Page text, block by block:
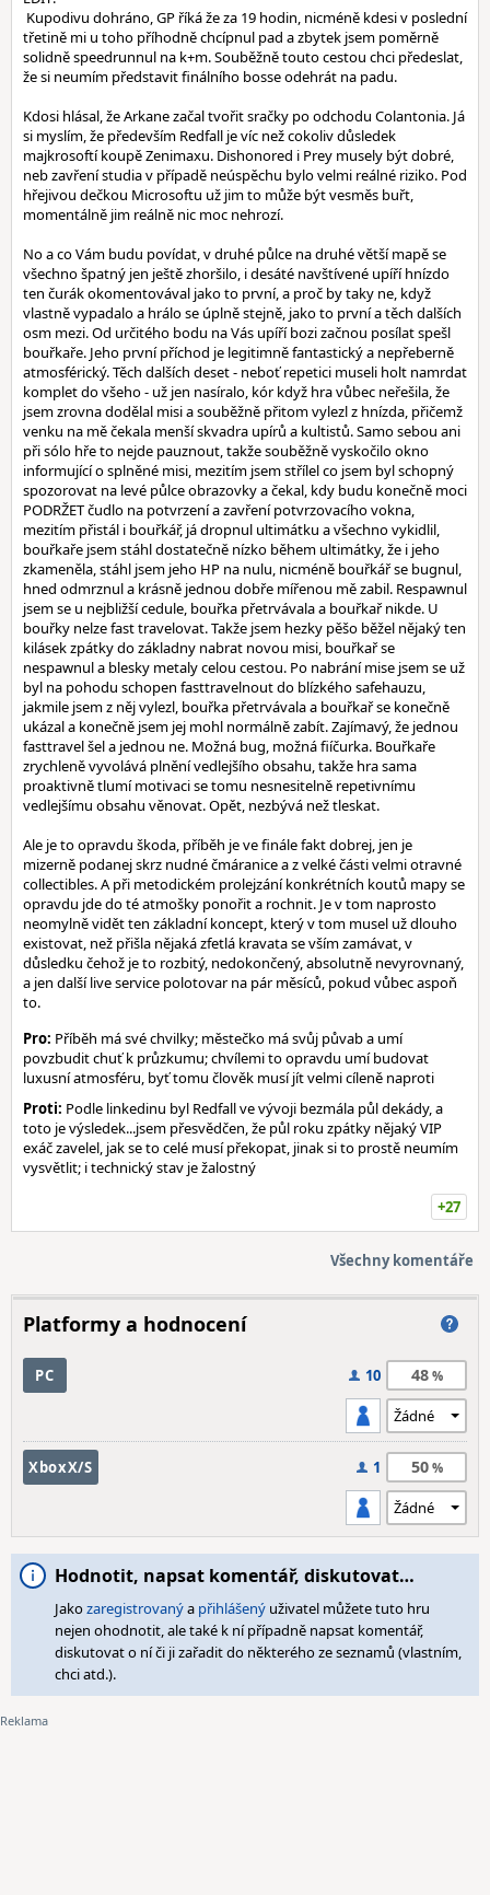
Kupodivu dohráno, GP říká že za 19 hodin, nicméně kdesi v poslední
třetině mi u toho příhodně chcípnul pad a zbytek jsem poměrně
solidně speedrunnul na k+m. Souběžně touto cestou chci předeslat,
že si neumím představit finálního bosse odehrát na padu.
Kdosi hlásal, že Arkane začal tvořit sračky po odchodu Colantonia. Já
si myslím, že především Redfall je víc než cokoliv důsledek
majkrosoftí koupě Zenimaxu. Dishonored i Prey musely být dobré,
neb zavření studia v případě neúspěchu bylo velmi reálné riziko. Pod
hřejivou dečkou Microsoftu už jim to může být vesměs buřt,
momentálně jim reálně nic moc nehrozí.
No a co Vám budu povídat, v druhé půlce na druhé větší mapě se
všechno špatný jen ještě zhoršilo, i desáté navštívené upíří hnízdo
ten čurák okomentovával jako to první, a proč by taky ne, když
vlastně vypadalo a hrálo se úplně stejně, jako to první a těch dalších
osm mezi. Od určitého bodu na Vás upíří bozi začnou posílat spešl
bouřkaře. Jeho první příchod je legitimně fantastický a nepřeberně
atmosférický. Těch dalších deset - neboť repetici museli holt namrdat
komplet do všeho - už jen nasíralo, kór když hra vůbec neřešila, že
jsem zrovna dodělal misi a souběžně přitom vylezl z hnízda, přičemž
venku na mě čekala menší skvadra upírů a kultistů. Samo sebou ani
při sólo hře to nejde pauznout, takže souběžně vyskočilo okno
informující o splněné misi, mezitím jsem střílel co jsem byl schopný
spozorovat na levé půlce obrazovky a čekal, kdy budu konečně moci
PODRŽET čudlo na potvrzení a zavření potvrzovacího vokna,
mezitím přistál i bouřkář, já dropnul ultimátku a všechno vykidlil,
bouřkaře jsem stáhl dostatečně nízko během ultimátky, že i jeho
zkameněla, stáhl jsem jeho HP na nulu, nicméně bouřkář se bugnul,
hned odmrznul a krásně jednou dobře mířenou mě zabil. Respawnul
jsem se u nejbližší cedule, bouřka přetrvávala a bouřkař nikde. U
bouřky nelze fast travelovat. Takže jsem hezky pěšo běžel nějaký ten
kilásek zpátky do základny nabrat novou misi, bouřkař se
nespawnul a blesky metaly celou cestou. Po nabrání mise jsem se už
byl na pohodu schopen fasttravelnout do blízkého safehauzu,
jakmile jsem z něj vylezl, bouřka přetrvávala a bouřkař se konečně
ukázal a konečně jsem jej mohl normálně zabít. Zajímavý, že jednou
fasttravel šel a jednou ne. Možná bug, možná fiíčurka. Bouřkaře
zrychleně vyvolává plnění vedlejšího obsahu, takže hra sama
proaktivně tlumí motivaci se tomu nesnesitelně repetivnímu
vedlejšímu obsahu věnovat. Opět, nezbývá než tleskat.
Ale je to opravdu škoda, příběh je ve finále fakt dobrej, jen je
mizerně podanej skrz nudné čmáranice a z velké části velmi otravné
collectibles. A při metodickém prolejzání konkrétních koutů mapy se
opravdu jde do té atmošky ponořit a rochnit. Je v tom naprosto
neomylně vidět ten základní koncept, který v tom musel už dlouho
existovat, než přišla nějaká zfetlá kravata se vším zamávat, v
důsledku čehož je to rozbitý, nedokončený, absolutně nevyrovnaný,
a jen další live service polotovar na pár měsíců, pokud vůbec aspoň
to.
Pro: Příběh má své chvilky; městečko má svůj půvab a umí
povzbudit chuť k průzkumu; chvílemi to opravdu umí budovat
luxusní atmosféru, byť tomu člověk musí jít velmi cíleně naproti
Proti: Podle linkedinu byl Redfall ve vývoji bezmála půl dekády, a
toto je výsledek...jsem přesvědčen, že půl roku zpátky nějaký VIP
exáč zavelel, jak se to celé musí překopat, jinak si to prostě neumím
vysvětlit; i technický stav je žalostný
+27
Všechny komentáře
Platformy a hodnocení
PC 10 48
XboxX/S 1 50
Hodnotit, napsat komentář, diskutovat…
Jakozaregistrovanýa přihlášený uživatel můžete tuto hru
nejen ohodnotit, ale také k ní případně napsat komentář,
diskutovat o ní či ji zařadit do některého ze seznamů (vlastním,
chci atd.).